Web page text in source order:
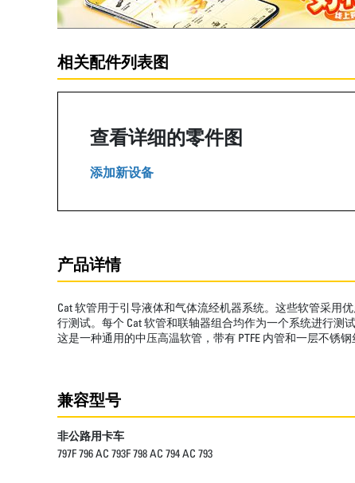
相关配件列表图
查看详细的零件图
添加新设备
产品详情
Cat 软管用于引导液体和气体流经机器系统。这些软管采用
行测试。每个 Cat 软管和联轴器组合均作为一个系统进行测
这是一种通用的中压高温软管，带有 PTFE 内管和一层不锈钢
兼容型号
非公路用卡车
797F 796 AC 793F 798 AC 794 AC 793